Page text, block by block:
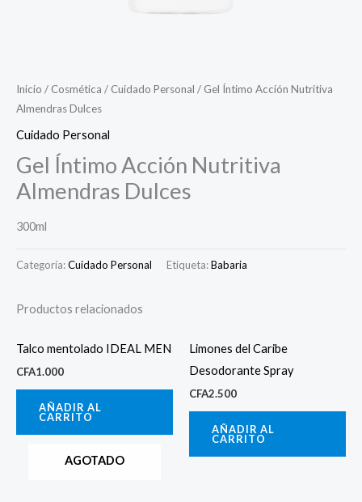
Inicio / Cosmética / Cuidado Personal / Gel Íntimo Acción Nutritiva
Almendras Dulces
Cuidado Personal
Gel Íntimo Acción Nutritiva
Almendras Dulces
300ml
Categoría:Cuidado Personal Etiqueta:Babaria
Productos relacionados
Talco mentolado IDEAL MEN
CFA1.000
AÑADIR AL
CARRITO
Limones del Caribe
Desodorante Spray
CFA2.500
AÑADIR AL
CARRITO
AGOTADO